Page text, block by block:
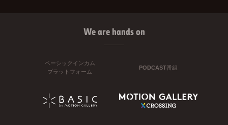
We are hands on
ベーシックインカム
プラットフォーム
PODCAST番組